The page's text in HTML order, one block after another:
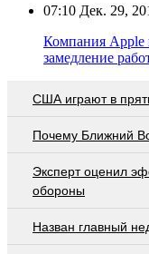
07:10 Дек. 29,
Компания Apple
замедление
США играют в
Почему Ближний
Эксперт оценил
обороны
Назван главный